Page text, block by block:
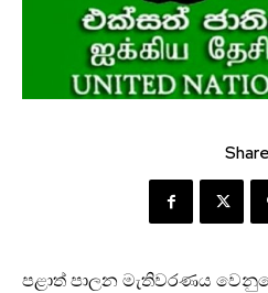
Share
පළාත් පාලන මැතිවරණය